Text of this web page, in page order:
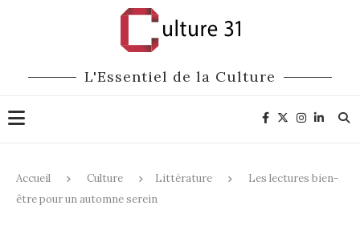
L'Essentiel de la Culture
Accueil Culture Littérature
Les lectures bien-
être pour un automne serein